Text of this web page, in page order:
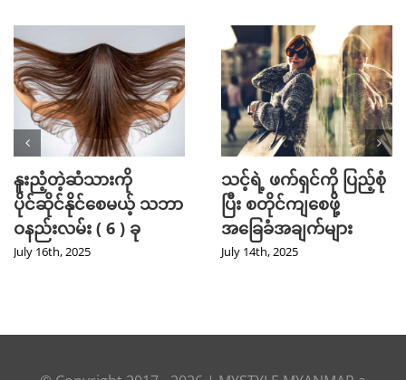
Mini Jeans Skirt ကို စ
တိုင်ကျကျဝတ်လို့ရစေ
မယ့် Styling Tips များ
September 28th, 2024
Golf အားကစား
ကြိုက်နှစ်သက်သူတို့
အတွက် ဖက်ရှင် Tips
များ